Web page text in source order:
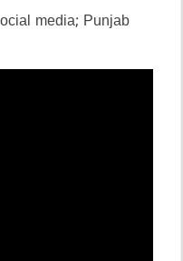
media; Punjab